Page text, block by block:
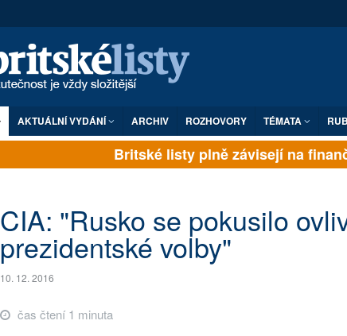
AKTUÁLNÍ VYDÁNÍ ARCHIV ROZHOVORY TÉMATA
Britské listy plně závisejí na
CIA: "Rusko se pokusilo
prezidentské volby"
10. 12. 2016
čas čtení 1 minuta